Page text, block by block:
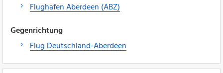
Flughafen Aberdeen (ABZ)
Gegenrichtung
Flug Deutschland-Aberdeen